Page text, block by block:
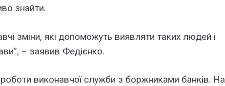
знайти.
зміни, які допоможуть виявляти таких людей і
– заявив Федієнко.
виконавчої служби з боржниками банків. На